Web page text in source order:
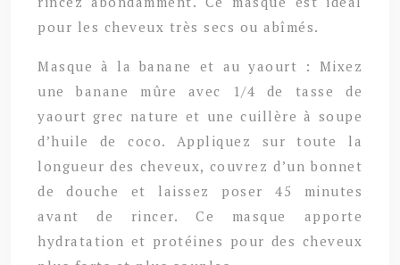
pour les cheveux très secs ou abîmés.
Masque à la banane et au yaourt : Mixez
une banane mûre avec 1/4 de tasse de
yaourt grec nature et une cuillère à soupe
d’huile de coco. Appliquez sur toute la
longueur des cheveux, couvrez d’un bonnet
de douche et laissez poser 45 minutes
avant de rincer. Ce masque apporte
hydratation et protéines pour des cheveux